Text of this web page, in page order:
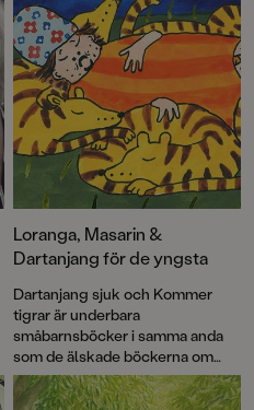
Loranga, Masarin &
Dartanjang för de yngsta
Dartanjang sjuk och Kommer
tigrar är underbara
småbarnsböcker i samma anda
som de älskade böckerna om
Max! Med korta meningar,
färgstarka illustrationer och mitt i